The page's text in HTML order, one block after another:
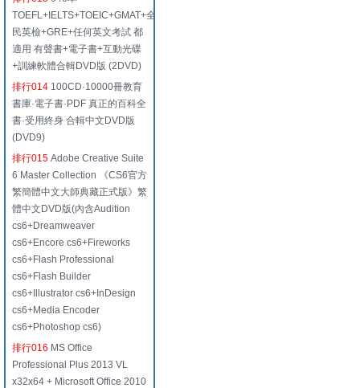
TOEFL+IELTS+TOEIC+GMAT+全
民英檢+GRE+任何英文考試 都
適用 有聲書+電子書+互動光碟
+訓練軟體合輯DVD版 (2DVD)
排行014 100CD·10000冊教育
書庫·電子書·PDF 真正的百科全
書·受用終身 合輯中文DVD版
(DVD9)
排行015 Adobe Creative Suite
6 Master Collection 《CS6官方
繁簡體中文大師典藏正式版》繁
體中文DVD版(內含Audition
cs6+Dreamweaver
cs6+Encore cs6+Fireworks
cs6+Flash Professional
cs6+Flash Builder
cs6+Illustrator cs6+InDesign
cs6+Media Encoder
cs6+Photoshop cs6)
排行016 MS Office
Professional Plus 2013 VL
x32x64 + Microsoft Office 2010